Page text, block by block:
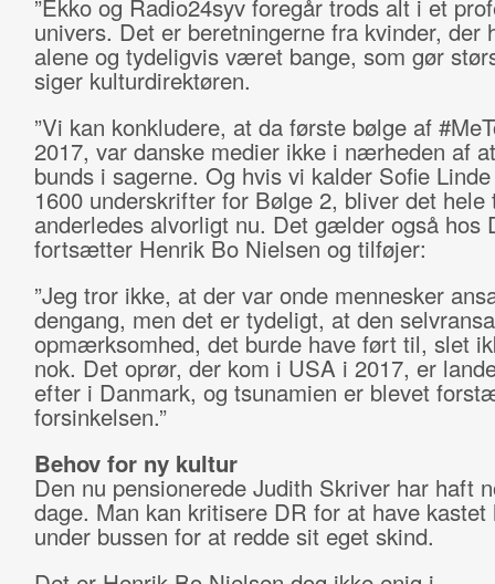
”Ekko og Radio24syv foregår trods alt i et
univers. Det er beretningerne fra kvinder, der
alene og tydeligvis været bange, som gør
siger kulturdirektøren.
”Vi kan konkludere, at da første bølge af
2017, var danske medier ikke i nærheden af
bunds i sagerne. Og hvis vi kalder Sofie
1600 underskrifter for Bølge 2, bliver det hele
anderledes alvorligt nu. Det gælder også hos
fortsætter Henrik Bo Nielsen og tilføjer:
”Jeg tror ikke, at der var onde mennesker
dengang, men det er tydeligt, at den
opmærksomhed, det burde have ført til, slet
nok. Det oprør, der kom i USA i 2017, er
efter i Danmark, og tsunamien er blevet
forsinkelsen.”
Behov for ny kultur
Den nu pensionerede Judith Skriver har haft
dage. Man kan kritisere DR for at have kastet
under bussen for at redde sit eget skind.